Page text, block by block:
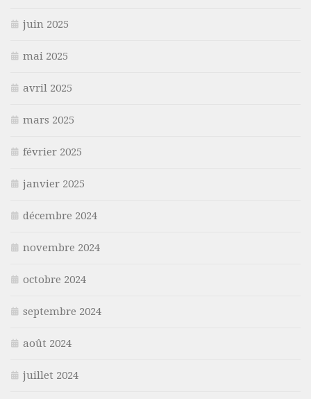
juin 2025
mai 2025
avril 2025
mars 2025
février 2025
janvier 2025
décembre 2024
novembre 2024
octobre 2024
septembre 2024
août 2024
juillet 2024